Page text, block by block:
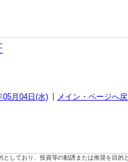
05月04日(水) メイン・ページへ
しており、投資等の勧誘または推奨を目